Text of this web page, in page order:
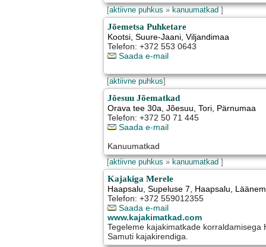
[aktiivne puhkus»kanuumatkad]
Jõemetsa Puhketare
Kootsi,Suure-Jaani, Viljandimaa
Telefon: +372 553 0643
Saada e-mail
[aktiivne puhkus]
Jõesuu Jõematkad
Orava tee 30a, Jõesuu,Tori, Pärnumaa
Telefon: +372 50 71 445
Saada e-mail
Kanuumatkad
[aktiivne puhkus»kanuumatkad]
Kajakiga Merele
Haapsalu, Supeluse 7, Haapsalu,
Telefon: +372 559012355
Saada e-mail
www.kajakimatkad.com
Tegeleme kajakimatkade korraldamisega
Samuti kajakirendiga.